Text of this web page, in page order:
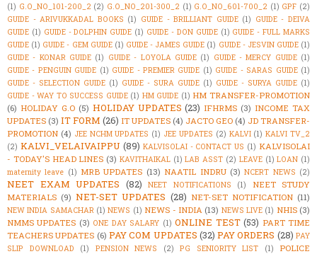
(1) G.O_NO_101-200_2 (2) G.O_NO_201-300_2 (1) G.O_NO_601-700_2 (1) GPF (2)
GUIDE - ARIVUKKADAL BOOKS (1) GUIDE - BRILLIANT GUIDE (1) GUIDE - DEIVA
GUIDE (1) GUIDE - DOLPHIN GUIDE (1) GUIDE - DON GUIDE (1) GUIDE - FULL MARKS
GUIDE (1) GUIDE - GEM GUIDE (1) GUIDE - JAMES GUIDE (1) GUIDE - JESVIN GUIDE (1)
GUIDE - KONAR GUIDE (1) GUIDE - LOYOLA GUIDE (1) GUIDE - MERCY GUIDE (1)
GUIDE - PENGUIN GUIDE (1) GUIDE - PREMIER GUIDE (1) GUIDE - SARAS GUIDE (1)
GUIDE - SELECTION GUIDE (1) GUIDE - SURA GUIDE (1) GUIDE - SURYA GUIDE (1)
GUIDE - WAY TO SUCCESS GUIDE (1) HM GUIDE (1) HM TRANSFER-PROMOTION
(6) HOLIDAY G.O (5) HOLIDAY UPDATES (23) IFHRMS (3) INCOME TAX
UPDATES (3) IT FORM (26) IT UPDATES (4) JACTO GEO (4) JD TRANSFER-
PROMOTION (4) JEE NCHM UPDATES (1) JEE UPDATES (2) KALVI (1) KALVI TV_2
(2) KALVI_VELAIVAIPPU (89) KALVISOLAI - CONTACT US (1) KALVISOLAI
- TODAY'S HEAD LINES (3) KAVITHAIKAL (1) LAB ASST (2) LEAVE (1) LOAN (1)
maternity leave (1) MRB UPDATES (13) NAATIL INDRU (3) NCERT NEWS (2)
NEET EXAM UPDATES (82) NEET NOTIFICATIONS (1)
NEET STUDY
MATERIALS (9) NET-SET UPDATES (28) NET-SET NOTIFICATION (11)
NEW INDIA SAMACHAR (1) NEWS (1) NEWS - INDIA (13) NEWS LIVE (1) NHIS (3)
NMMS UPDATES (3) ONE DAY SALARY (1) ONLINE TEST (53) PART TIME
TEACHERS UPDATES (6) PAY COM UPDATES (32) PAY ORDERS (28) PAY
SLIP DOWNLOAD
(1) PENSION NEWS (2) PG SENIORITY LIST (1)
POLICE